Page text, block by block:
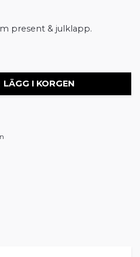
present & julklapp.
LÄGG I KORGEN